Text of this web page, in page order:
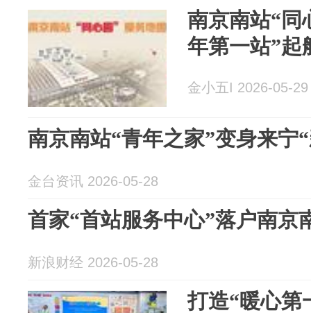
南京南站“同
年第一站”起
金小五I 2026-05-29
南京南站“青年之家”变身来宁
金台资讯 2026-05-28
首家“首站服务中心”落户南京
新浪财经 2026-05-28
打造“暖心第